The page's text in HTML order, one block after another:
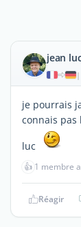
jean
|
je pourrais
connais
luc
👍 1 membre
Réagir